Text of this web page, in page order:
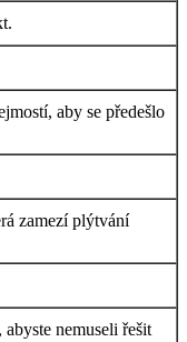
aby se předešlo
zamezí plýtvání
nemuseli řešit